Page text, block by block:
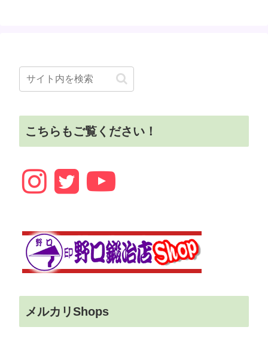
こちらもご覧ください！
メルカリShops